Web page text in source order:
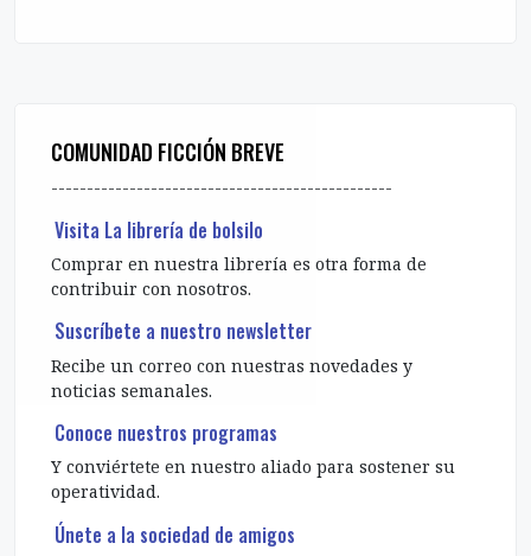
COMUNIDAD FICCIÓN BREVE
------------------------------------------------
Visita La librería de bolsilo
Comprar en nuestra librería es otra forma de
contribuir con nosotros.
Suscríbete a nuestro newsletter
Recibe un correo con nuestras novedades y
noticias semanales.
Conoce nuestros programas
Y conviértete en nuestro aliado para sostener su
operatividad.
Únete a la sociedad de amigos